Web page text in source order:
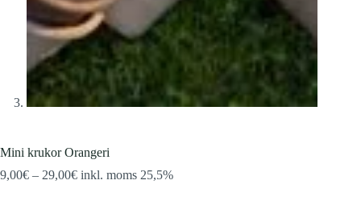
Mini krukor Orangeri
9,00€ – 29,00€Prisintervall:
inkl. moms 25,5%